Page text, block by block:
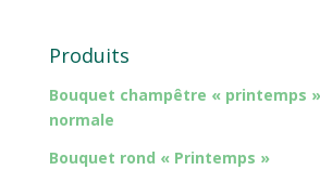
Produits
Bouquet champêtre « printemps
normale
Bouquet rond « Printemps »